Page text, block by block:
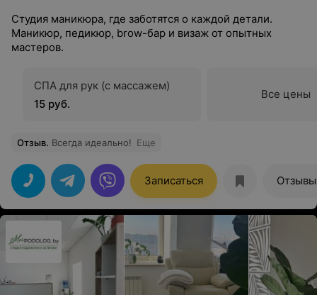
Студия маникюра, где заботятся о каждой детали.
Маникюр, педикюр, brow-бар и визаж от опытных
мастеров.
СПА для рук (с массажем)
15 руб.
Все цены
Отзыв. Всегда идеально! Еще
Записаться Отзывы